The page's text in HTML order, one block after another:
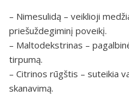
– Nimesulidą – veiklioji
priešuždegiminį poveikį.
– Maltodekstrinas –
tirpumą.
– Citrinos rūgštis – suteikia
skanavimą.